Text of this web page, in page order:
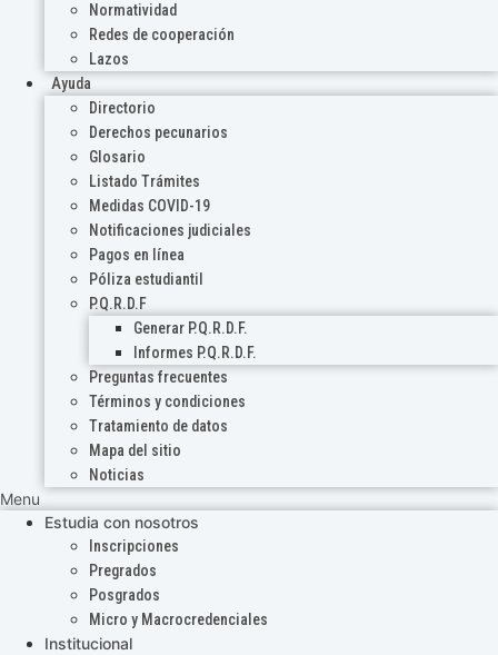
Normatividad
Redes de cooperación
Lazos
Ayuda
Directorio
Derechos pecunarios
Glosario
Listado Trámites
Medidas COVID-19
Notificaciones judiciales
Pagos en línea
Póliza estudiantil
P.Q.R.D.F
Generar P.Q.R.D.F.
Informes P.Q.R.D.F.
Preguntas frecuentes
Términos y condiciones
Tratamiento de datos
Mapa del sitio
Noticias
Menu
Estudia con nosotros
Inscripciones
Pregrados
Posgrados
Micro y Macrocredenciales
Institucional